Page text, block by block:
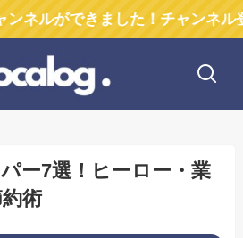
きました！チャンネル登録お願
ー7選！ヒーロー・業
術